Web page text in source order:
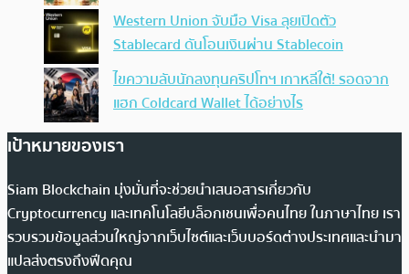
Western Union จับมือ Visa ลุยเปิดตัว
Stablecard ดันโอนเงินผ่าน Stablecoin
ไขความลับนักลงทุนคริปโทฯ เกาหลีใต้! รอดจาก
แฮก Coldcard Wallet ได้อย่างไร
เป้าหมายของเรา
Siam Blockchain มุ่งมั่นที่จะช่วยนำเสนอสารเกี่ยวกับ
Cryptocurrency และเทคโนโลยีบล็อกเชนเพื่อคนไทย ในภาษาไทย เรา
รวบรวมข้อมูลส่วนใหญ่จากเว็บไซต์และเว็บบอร์ดต่างประเทศและนำมา
แปลส่งตรงถึงฟีดคุณ